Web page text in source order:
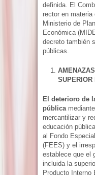
definida. El
rector en materia
Ministerio de
Económica
decreto también
públicas.
SUPERIOR
El deterioro de
pública
mercantilizar y
educación
al Fondo
(FEES) y el
establece que el
incluida la
Producto Interno